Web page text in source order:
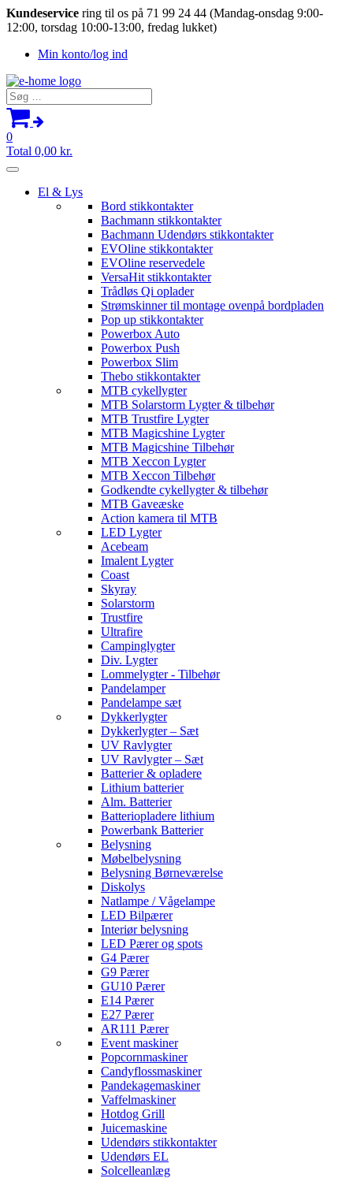
Kundeservice ring til os på 71 99 24 44 (Mandag-onsdag 9:00-
12:00, torsdag 10:00-13:00, fredag lukket)
Min konto/log ind
Søg
efter:
0
Total 0,00 kr.
El & Lys
Bord stikkontakter
Bachmann stikkontakter
Bachmann Udendørs stikkontakter
EVOline stikkontakter
EVOline reservedele
VersaHit stikkontakter
Trådløs Qi oplader
Strømskinner til montage ovenpå bordpladen
Pop up stikkontakter
Powerbox Auto
Powerbox Push
Powerbox Slim
Thebo stikkontakter
MTB cykellygter
MTB Solarstorm Lygter & tilbehør
MTB Trustfire Lygter
MTB Magicshine Lygter
MTB Magicshine Tilbehør
MTB Xeccon Lygter
MTB Xeccon Tilbehør
Godkendte cykellygter & tilbehør
MTB Gaveæske
Action kamera til MTB
LED Lygter
Acebeam
Imalent Lygter
Coast
Skyray
Solarstorm
Trustfire
Ultrafire
Campinglygter
Div. Lygter
Lommelygter - Tilbehør
Pandelamper
Pandelampe sæt
Dykkerlygter
Dykkerlygter – Sæt
UV Ravlygter
UV Ravlygter – Sæt
Batterier & opladere
Lithium batterier
Alm. Batterier
Batteriopladere lithium
Powerbank Batterier
Belysning
Møbelbelysning
Belysning Børneværelse
Diskolys
Natlampe / Vågelampe
LED Bilpærer
Interiør belysning
LED Pærer og spots
G4 Pærer
G9 Pærer
GU10 Pærer
E14 Pærer
E27 Pærer
AR111 Pærer
Event maskiner
Popcornmaskiner
Candyflossmaskiner
Pandekagemaskiner
Vaffelmaskiner
Hotdog Grill
Juicemaskine
Udendørs stikkontakter
Udendørs EL
Solcelleanlæg